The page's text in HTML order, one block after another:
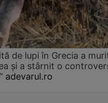
de lupi în Grecia a
și a stârnit o
adevarul.ro